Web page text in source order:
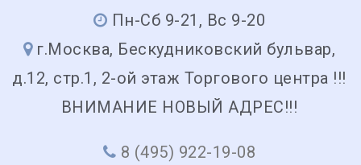
Пн-Сб 9-21, Вс 9-20
г.Москва, Бескудниковский бульвар,
д.12, стр.1, 2-ой этаж Торгового центра !!!
ВНИМАНИЕ НОВЫЙ АДРЕС!!!
8 (495) 922-19-08